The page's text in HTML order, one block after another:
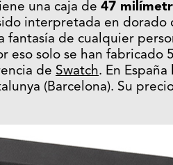
una caja de 47
interpretada en dorado
fantasía de cualquier
eso solo se han fabricado
de Swatch. En
(Barcelona). Su